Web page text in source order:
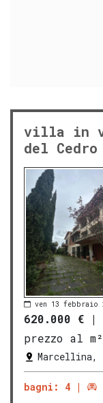
villa in
del
ven 13 febbraio
620.000 € |
prezzo al
Marcellina,
bagni: 4